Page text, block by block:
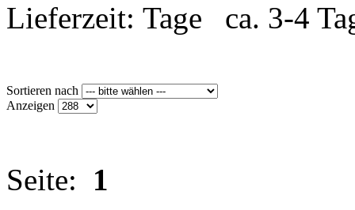
Lieferzeit: ca. 3-4
Sortieren nach
Anzeigen
Seite: 1